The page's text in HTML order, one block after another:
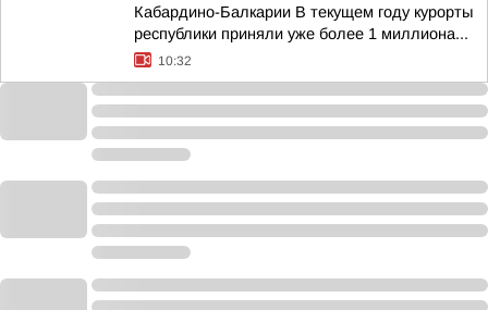
Кабардино-Балкарии В текущем году курорты
республики приняли уже более 1 миллиона...
10:32